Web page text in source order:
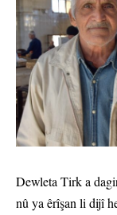
Dewleta Tirk a
nû ya êrîşan li dijî